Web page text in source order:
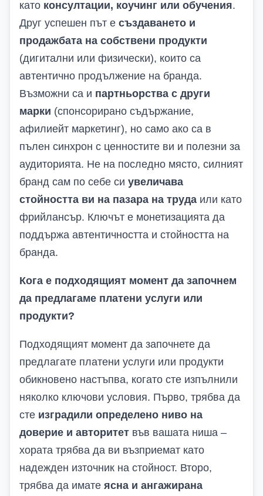
като консултации, коучинг или обучения.
Друг успешен път е създаването и
продажбата на собствени продукти
(дигитални или физически), които са
автентично продължение на бранда.
Възможни са и партньорства с други
марки (спонсорирано съдържание,
афилиейт маркетинг), но само ако са в
пълен синхрон с ценностите ви и полезни за
аудиторията. Не на последно място, силният
бранд сам по себе си увеличава
стойността ви на пазара на труда или като
фрийлансър. Ключът е монетизацията да
поддържа автентичността и стойността на
бранда.
Кога е подходящият момент да започнем
да предлагаме платени услуги или
продукти?
Подходящият момент да започнете да
предлагате платени услуги или продукти
обикновено настъпва, когато сте изпълнили
няколко ключови условия. Първо, трябва да
сте изградили определено ниво на
доверие и авторитет във вашата ниша –
хората трябва да ви възприемат като
надежден източник на стойност. Второ,
трябва да имате ясна и ангажирана